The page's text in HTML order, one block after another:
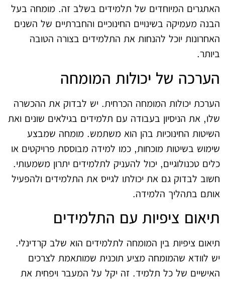
האתגרים המיוחדים של תלמידים בשלב זה. מומחה בעל
הבנה מעמיקה בשינויים החינוכיים והחברתיים של השנים
האחרונות יוכל להנחות את התלמידים בצורה הטובה
ביותר.
הערכה של יכולות המומחה
הערכת יכולות המומחה הכרחית. יש לבדוק את ההכשרה
שלו, את הניסיון בעבודה עם תלמידים בגילאים שונים ואת
השיטות החינוכיות בהן הוא משתמש. מומחה שמבצע
שימוש בשיטות מוכחות, כמו למידה מבוססת פרויקטים או
כלים טכנולוגיים, יכול להעניק לתלמידים יתרון משמעותי.
חשוב לבדוק גם את יכולתו לגייס את התלמידים ולהפעיל
אותם בתהליך הלמידה.
תיאום ציפיות עם התלמידים
תיאום ציפיות בין המומחה לתלמידים הוא שלב קרדינלי.
יש לוודא שהמומחה מציע תוכנית שמותאמת לצרכים
האישיים של כל תלמיד. זה יקל על המעבר ויפחית את